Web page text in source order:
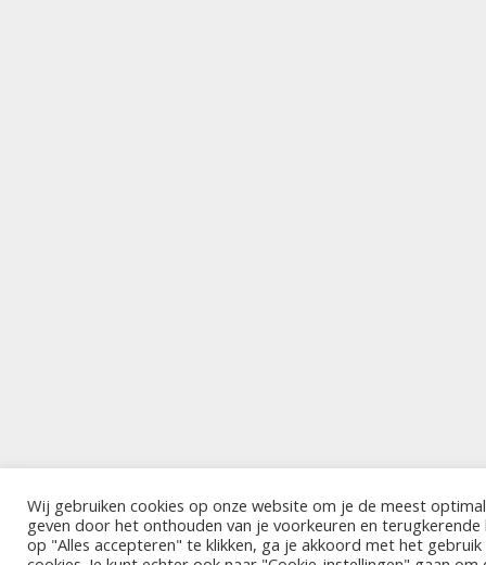
Wij gebruiken cookies op onze website om je de meest
geven door het onthouden van je voorkeuren en terugkerende
op "Alles accepteren" te klikken, ga je akkoord met het gebruik